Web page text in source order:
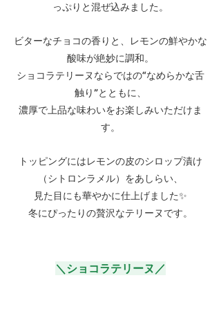
っぷりと混ぜ込みました。
ビターなチョコの香りと、レモンの鮮やかな
酸味が絶妙に調和。
ショコラテリーヌならではの“なめらかな舌
触り”とともに、
濃厚で上品な味わいをお楽しみいただけま
す。
トッピングにはレモンの皮のシロップ漬け
（シトロンラメル）をあしらい、
見た目にも華やかに仕上げました✨
冬にぴったりの贅沢なテリーヌです。
＼ショコラテリーヌ／